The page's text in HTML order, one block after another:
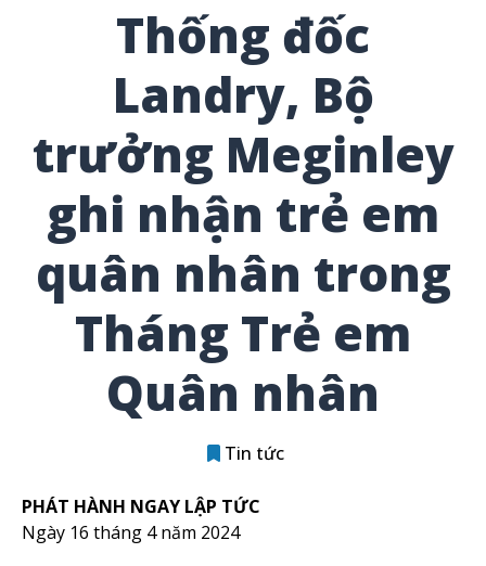
Thống đốc
Landry, Bộ
trưởng Meginley
ghi nhận trẻ em
quân nhân trong
Tháng Trẻ em
Quân nhân
Tin tức
PHÁT HÀNH NGAY LẬP TỨC
Ngày 16 tháng 4 năm 2024